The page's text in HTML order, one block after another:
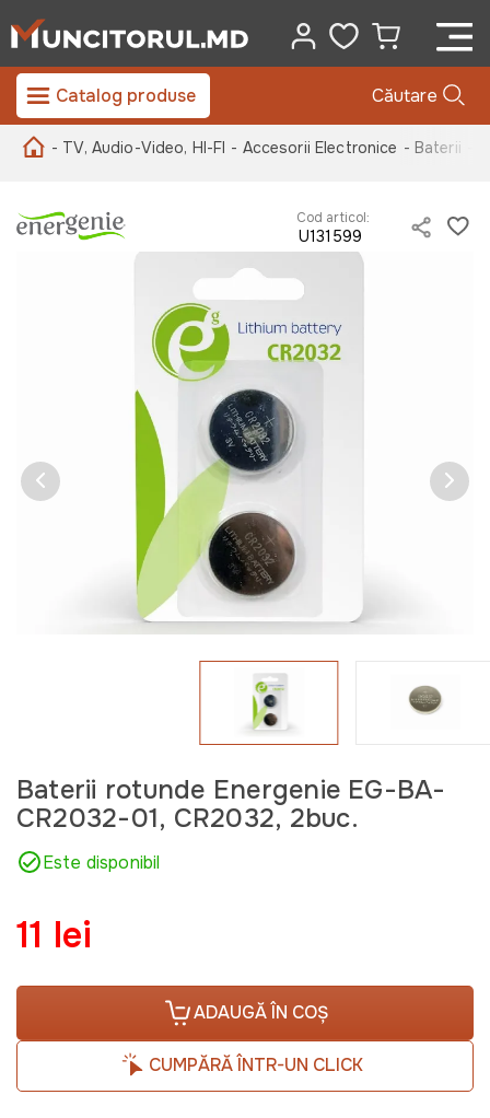
Catalog produse Căutare
- TV, Audio-Video, HI-FI - Accesorii Electronice - Baterii
Cod articol:
U131599
Baterii rotunde Energenie EG-BA-
CR2032-01, CR2032, 2buc.
Este disponibil
11 lei
ADAUGĂ ÎN COȘ
CUMPĂRĂ ÎNTR-UN CLICK